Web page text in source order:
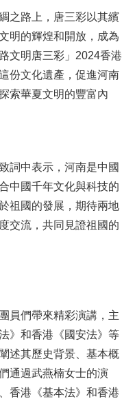
之路上，唐三彩以其繽
明的輝煌和開放，成為
文明唐三彩」2024香港
份文化遺產，促進河南
索華夏文明的豐富內
詞中表示，河南是中國
中國千年文化與科技的
祖國的發展，期待兩地
交流，共同見證祖國的
員們帶來精彩演講，主
》和香港《國安法》等
述其歷史背景、基本概
通過武燕楠女士的演
香港《基本法》和香港